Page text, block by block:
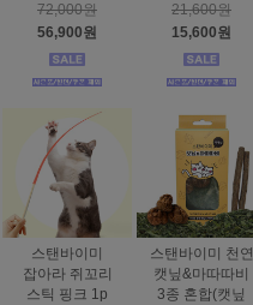
72,000원
56,900원
21,600원
15,600원
스탠바이미
잡아라 쥐꼬리
스틱 핑크 1p
스탠바이미 천연
캣닢&마따따비
3종 혼합(캣닢